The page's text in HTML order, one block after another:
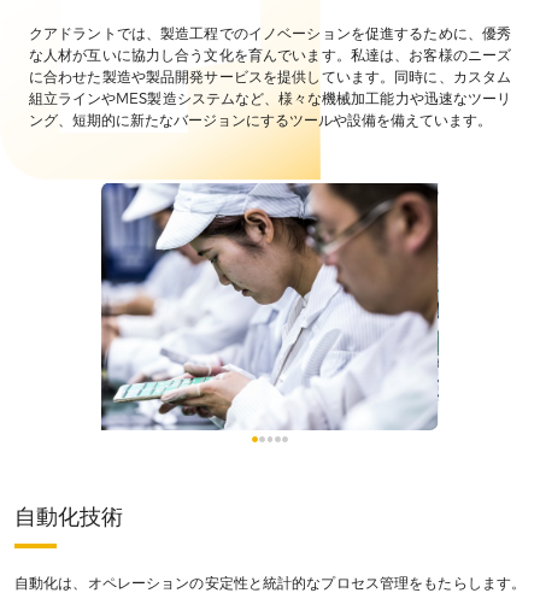
クアドラントでは、製造工程でのイノベーションを促進するために、優秀
な人材が互いに協力し合う文化を育んでいます。私達は、お客様のニーズ
に合わせた製造や製品開発サービスを提供しています。同時に、カスタム
組立ラインやMES製造システムなど、様々な機械加工能力や迅速なツーリ
ング、短期的に新たなバージョンにするツールや設備を備えています。
自動化技術
自動化は、オペレーションの安定性と統計的なプロセス管理をもたらします。